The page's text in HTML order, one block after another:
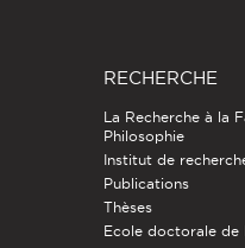
RECHERCHE
La Recherche à la
Philosophie
Institut de
Publications
Thèses
Ecole doctorale de